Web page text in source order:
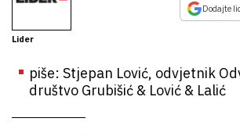
Lider
Dodajte
piše: Stjepan Lović, odvjetnik
društvo Grubišić & Lović & Lalić